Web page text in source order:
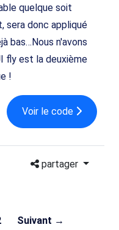
quelque soit
sera donc appliqué
bas…Nous n'avons
fly est la deuxième
!
Voir le code
partager
Suivant →